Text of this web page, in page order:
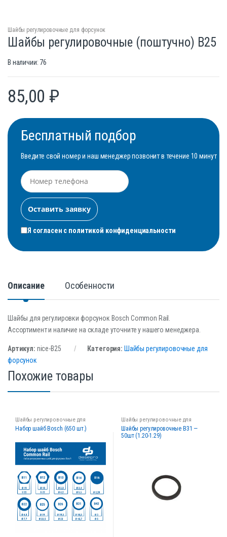
Шайбы регулировочные для форсунок
Шайбы регулировочные (поштучно) B25
В наличии: 76
85,00₽
Бесплатный подбор
Введите свой номер и наш менеджер позвонит в течение 10 минут
Я согласен с политикой конфиденциальности
Описание Особенности
Шайбы для регулировки форсунок Bosch Common Rail.
Ассортимент и наличие на складе уточните у нашего менеджера.
Артикул: nice-B25 Категория: Шайбы регулировочные для
форсунок
Похожие товары
Шайбы регулировочные для
форсунок
Набор шайб Bosch (650 шт.)
Шайбы регулировочные для
форсунок
Шайбы регулировочные B31 —
50шт (1.20-1.29)